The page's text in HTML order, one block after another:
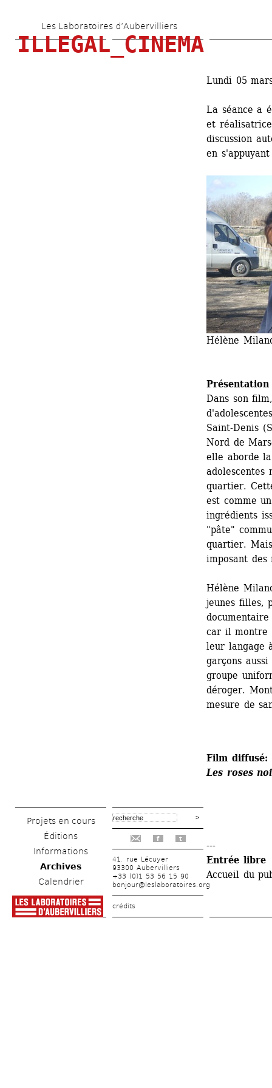
au
contenu
Les Laboratoires d’Aubervilliers
ILLEGAL_CINEMA
Projets en cours
Éditions
Informations
Archives
Calendrier
f t
41, rue Lécuyer
93300 Aubervilliers
+33 (0)1 53 56 15 90
bonjour@leslaboratoires.org
crédits
Lundi 05
La séance a
et
discussion
en
Hélène
Présentation
Dans son
Saint-Denis
Nord de
elle aborde
adolescentes
quartier.
est comme
ingrédients
"pâte"
quartier.
imposant des
Hélène
jeunes filles,
car il montre
leur langage
garçons
groupe
déroger.
mesure de
Film diffusé:
Les roses
---
Entrée libre
Accueil du